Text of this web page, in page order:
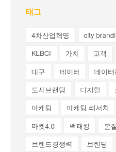
태그
4차산업혁명 city
KLBCI
가치 고객
대구
데이터 데이터
도시브랜딩
디지털
마케팅
마케팅 리서치
마켓4.0
백패킹 본질
브랜드경쟁력
브랜딩